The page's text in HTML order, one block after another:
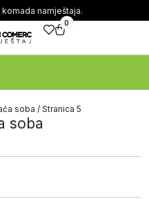
namještaja.
0
soba / Stranica 5
soba